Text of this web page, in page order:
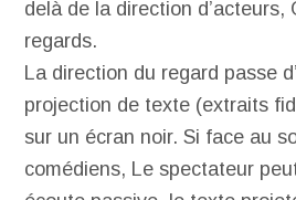
delà de la direction d’acteurs,
regards.
La direction du regard passe
projection de texte (extraits
sur un écran noir. Si face au
comédiens, Le spectateur